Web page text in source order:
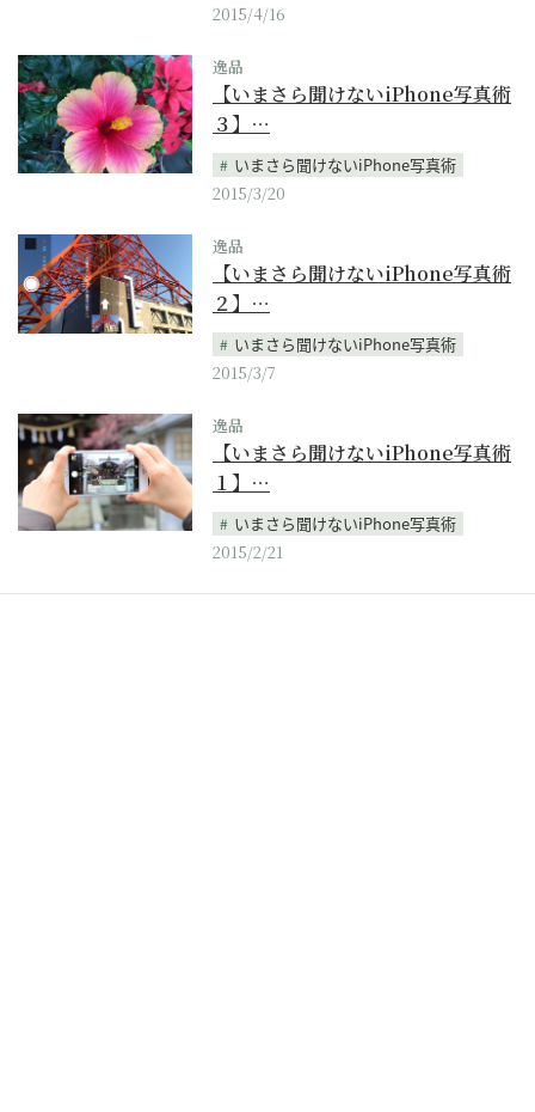
2015/4/16
逸品
【いまさら聞けないiPhone写真術
３】…
いまさら聞けないiPhone写真術
2015/3/20
逸品
【いまさら聞けないiPhone写真術
２】…
いまさら聞けないiPhone写真術
2015/3/7
逸品
【いまさら聞けないiPhone写真術
１】…
いまさら聞けないiPhone写真術
2015/2/21